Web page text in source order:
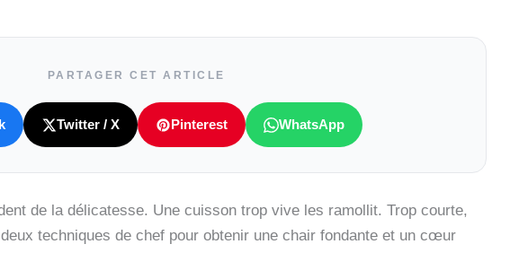
PARTAGER CET ARTICLE
Twitter / X Pinterest WhatsApp
de la délicatesse. Une cuisson trop vive les ramollit. Trop courte,
techniques de chef pour obtenir une chair fondante et un cœur